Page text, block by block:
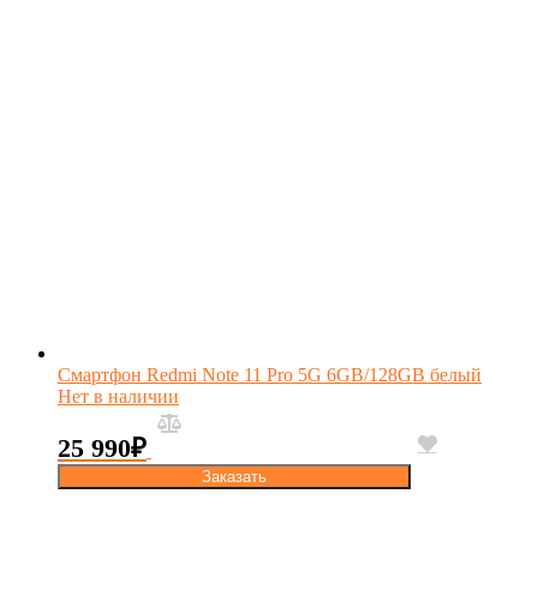
Смартфон Redmi Note 11 Pro 5G 6GB/128GB белый
Нет в наличии
25 990₽
Заказать